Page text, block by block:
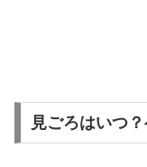
見ごろはいつ